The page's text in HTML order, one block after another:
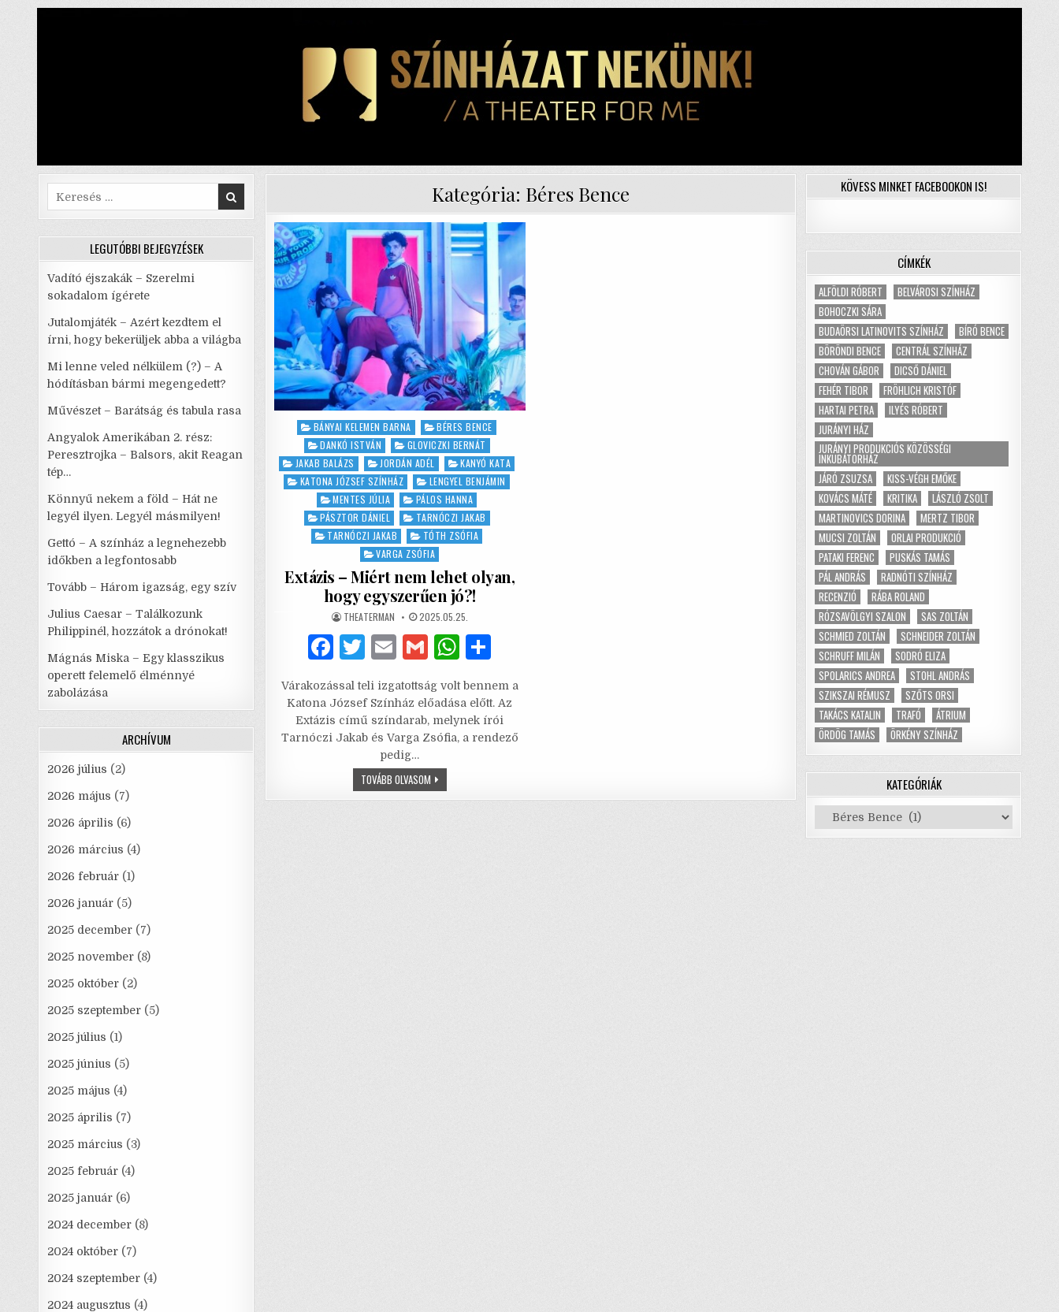
Kategória: Béres Bence
Posted
in
BÁNYAI KELEMEN BARNA
BÉRES BENCE
DANKÓ ISTVÁN
GLOVICZKI BERNÁT
JAKAB BALÁZS
JORDÁN ADÉL
KANYÓ KATA
KATONA JÓZSEF SZÍNHÁZ
LENGYEL BENJÁMIN
MENTES JÚLIA
PÁLOS HANNA
PÁSZTOR DÁNIEL
TARNÓCZI JAKAB
TARNÓCZI JAKAB
TÓTH ZSÓFIA
VARGA ZSÓFIA
Extázis – Miért nem lehet olyan,
hogy egyszerűen jó?!
AUTHOR:
THEATERMAN PUBLISHED
DATE:
2025.05.25.
F
c
e
b
o
o
T
it
te
r
E
ai
l
G
ai
l
W
at
s
A
p
ar
e
Várakozással teli izgatottság volt bennem a
Katona József Színház előadása előtt. Az
Extázis című színdarab, melynek írói
Tarnóczi Jakab és Varga Zsófia, a rendező
pedig…
TOVÁBB OLVASOMEXTÁZIS
–
MIÉRT
Search
for:
LEGUTÓBBI BEJEGYZÉSEK
Vadító éjszakák – Szerelmi
sokadalom ígérete
Jutalomjáték – Azért kezdtem el
írni, hogy bekerüljek abba a világba
Mi lenne veled nélkülem (?) – A
hódításban bármi megengedett?
Művészet – Barátság és tabula rasa
Angyalok Amerikában 2. rész:
Peresztrojka – Balsors, akit Reagan
tép…
Könnyű nekem a föld – Hát ne
legyél ilyen. Legyél másmilyen!
Gettó – A színház a legnehezebb
időkben a legfontosabb
Tovább – Három igazság, egy szív
Julius Caesar – Találkozunk
Philippinél, hozzátok a drónokat!
Mágnás Miska – Egy klasszikus
operett felemelő élménnyé
zabolázása
ARCHÍVUM
2026 július (2)
2026 május (7)
2026 április (6)
2026 március (4)
2026 február (1)
2026 január (5)
2025 december (7)
2025 november (8)
2025 október (2)
2025 szeptember (5)
2025 július (1)
2025 június (5)
2025 május (4)
2025 április (7)
2025 március (3)
2025 február (4)
2025 január (6)
2024 december (8)
2024 október (7)
2024 szeptember (4)
2024 augusztus (4)
KÖVESS MINKET FACEBOOKON IS!
CÍMKÉK
ALFÖLDI RÓBERT
BELVÁROSI SZÍNHÁZ
BOHOCZKI SÁRA
BUDAÖRSI LATINOVITS SZÍNHÁZ
BÍRÓ BENCE
BÖRÖNDI BENCE
CENTRÁL SZÍNHÁZ
CHOVÁN GÁBOR
DICSŐ DÁNIEL
FEHÉR TIBOR
FRÖHLICH KRISTÓF
HARTAI PETRA
ILYÉS RÓBERT
JURÁNYI HÁZ
JURÁNYI PRODUKCIÓS KÖZÖSSÉGI
INKUBÁTORHÁZ
JÁRÓ ZSUZSA
KISS-VÉGH EMŐKE
KOVÁCS MÁTÉ
KRITIKA
LÁSZLÓ ZSOLT
MARTINOVICS DORINA
MERTZ TIBOR
MUCSI ZOLTÁN
ORLAI PRODUKCIÓ
PATAKI FERENC
PUSKÁS TAMÁS
PÁL ANDRÁS
RADNÓTI SZÍNHÁZ
RECENZIÓ
RÁBA ROLAND
RÓZSAVÖLGYI SZALON
SAS ZOLTÁN
SCHMIED ZOLTÁN
SCHNEIDER ZOLTÁN
SCHRUFF MILÁN
SODRÓ ELIZA
SPOLARICS ANDREA
STOHL ANDRÁS
SZIKSZAI RÉMUSZ
SZŐTS ORSI
TAKÁCS KATALIN
TRAFÓ
ÁTRIUM
ÖRDÖG TAMÁS
ÖRKÉNY SZÍNHÁZ
KATEGÓRIÁK
Kategóriák